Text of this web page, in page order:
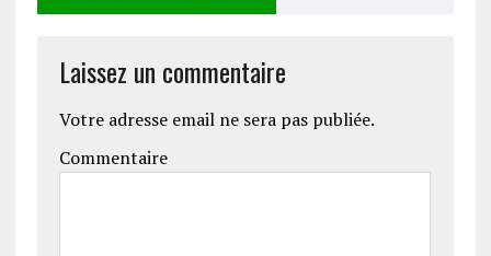
Laissez un commentaire
Votre adresse email ne sera pas publiée.
Commentaire